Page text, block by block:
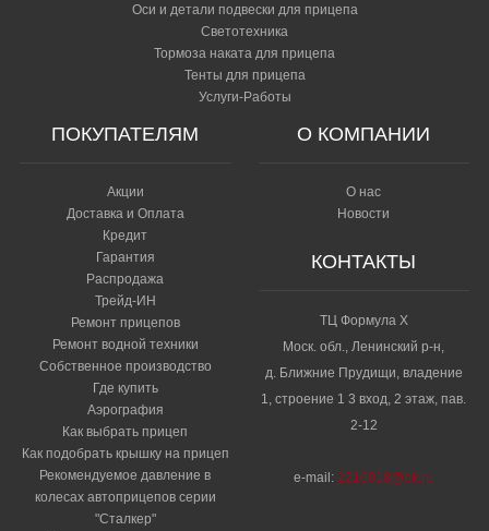
Оси и детали подвески для прицепа
Светотехника
Тормоза наката для прицепа
Тенты для прицепа
Услуги-Работы
ПОКУПАТЕЛЯМ
Акции
Доставка и Оплата
Кредит
Гарантия
Распродажа
Трейд-ИН
Ремонт прицепов
Ремонт водной техники
Собственное производство
Где купить
Аэрография
Как выбрать прицеп
Как подобрать крышку на прицеп
Рекомендуемое давление в
колесах автоприцепов серии
"Сталкер"​
О КОМПАНИИ
О нас
Новости
КОНТАКТЫ
ТЦ Формула Х
Моск. обл., Ленинский р-н,
д. Ближние Прудищи, владение
1, строение 1 3 вход, 2 этаж, пав.
2-12
e-mail: 2210018@bk.ru